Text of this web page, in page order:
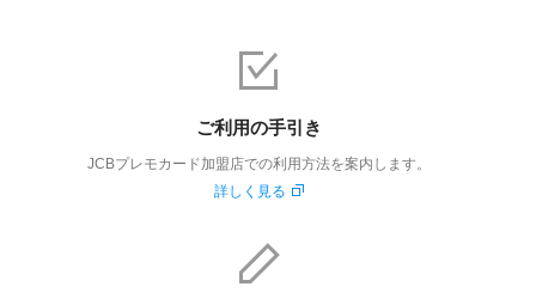
ご利用の手引き
JCBプレモカード加盟店での利用方法を案内します。
詳しく見る